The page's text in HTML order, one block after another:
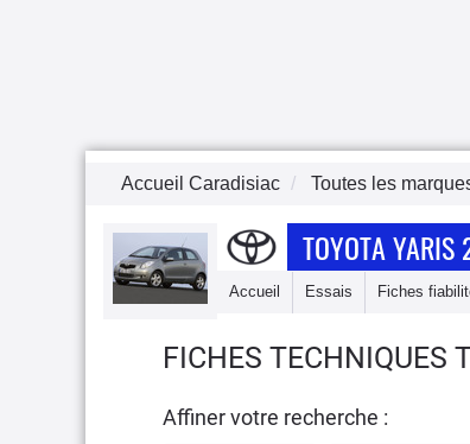
Accueil Caradisiac Toutes les
TOYOTA YARIS
Accueil Essais Fiches
FICHES TECHNIQUES
Affiner votre recherche :